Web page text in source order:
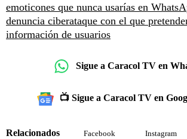
emoticones que nunca usarías en
denuncia ciberataque con el que
información de usuarios
Sigue a Caracol TV en
📺 Sigue a Caracol TV en
Relacionados Facebook Instagram